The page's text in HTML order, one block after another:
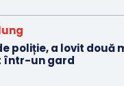
poliție, a lovit două
într-un gard